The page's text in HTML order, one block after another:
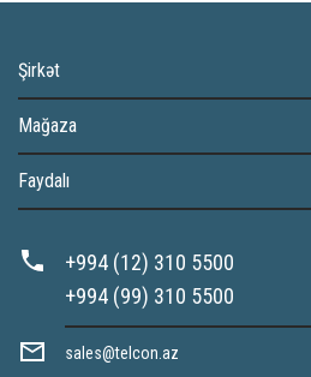
Şirkət
Mağaza
Faydalı
+994 (12) 310 5500
+994 (99) 310 5500
sales@telcon.az